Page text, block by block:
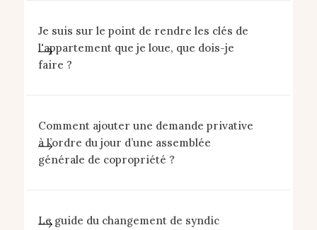
Je suis sur le point de rendre les clés de
l'appartement que je loue, que dois-je
faire ?
Comment ajouter une demande privative
à l’ordre du jour d’une assemblée
générale de copropriété ?
Le guide du changement de syndic